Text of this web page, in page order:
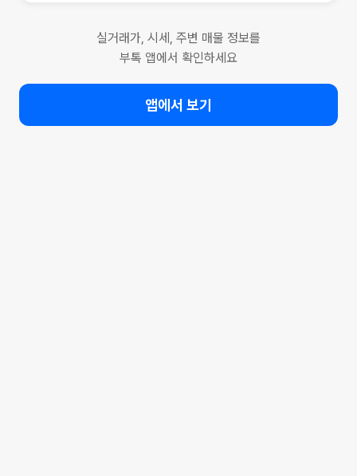
실거래가, 시세, 주변 매물 정보를
부톡 앱에서 확인하세요
앱에서 보기